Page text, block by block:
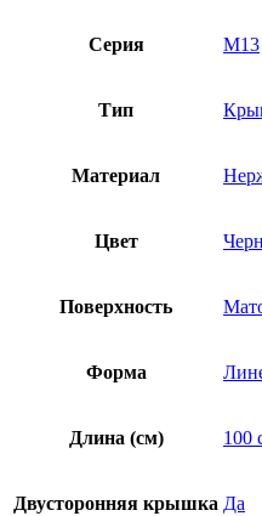
Серия M13
Тип
Материал
Цвет
Поверхность
Форма
Длина (см) 100
Двусторонняя крышка Да